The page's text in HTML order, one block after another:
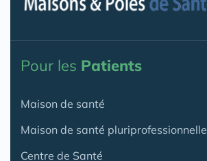
Pour les Patients
Maison de santé
Maison de santé pluriprofessionnelle
Centre de Santé